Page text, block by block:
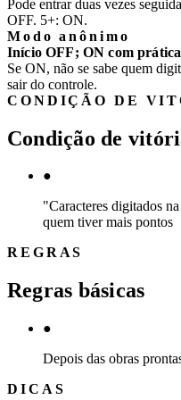
Pode entrar duas vezes
OFF. 5+: ON.
Modo anônimo
Início OFF; ON com prática
Se ON, não se sabe quem
sair do controle.
CONDIÇÃO DE
Condição de
●
"Caracteres digitados
quem tiver mais pontos
REGRAS
Regras básicas
●
Depois das obras
DICAS